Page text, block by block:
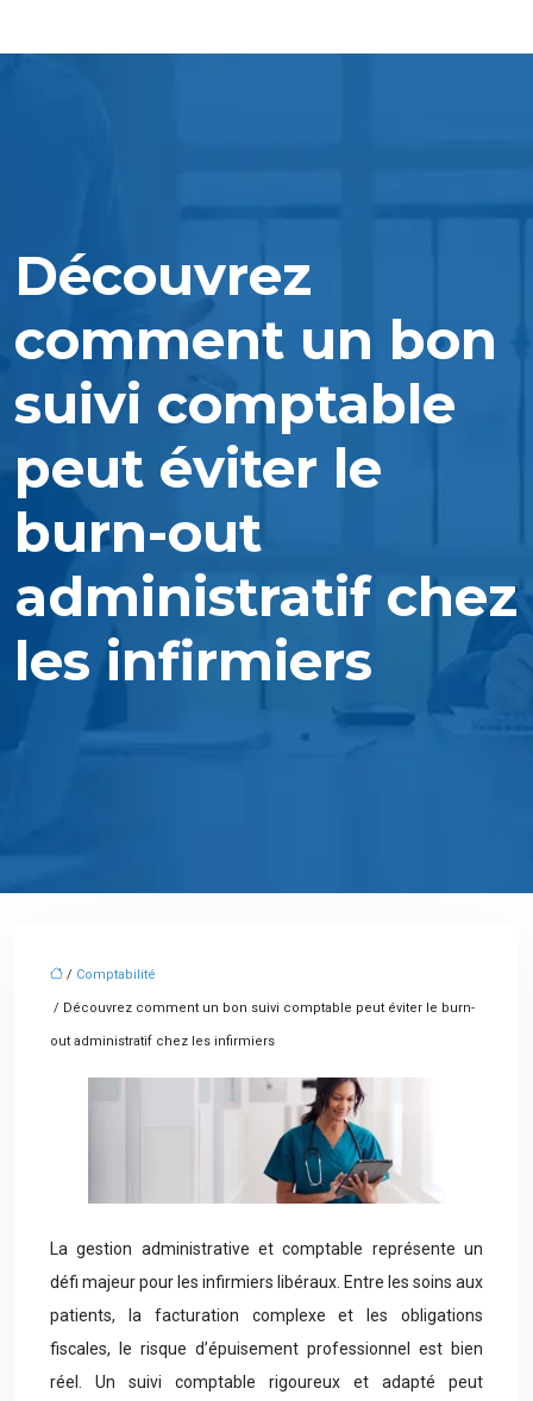
Découvrez
comment un bon
suivi comptable
peut éviter le
burn-out
administratif chez
les infirmiers
/ Comptabilité
/ Découvrez comment un bon suivi comptable peut éviter le burn-
out administratif chez les infirmiers
La gestion administrative et comptable représente un
défi majeur pour les infirmiers libéraux. Entre les soins aux
patients, la facturation complexe et les obligations
fiscales, le risque d’épuisement professionnel est bien
réel. Un suivi comptable rigoureux et adapté peut